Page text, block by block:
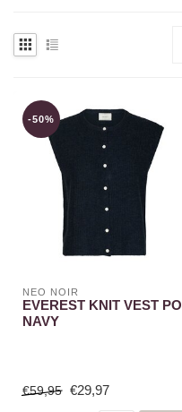
-50%
NEO NOIR
EVEREST KNIT VEST PO
NAVY
€59,95 €29,97